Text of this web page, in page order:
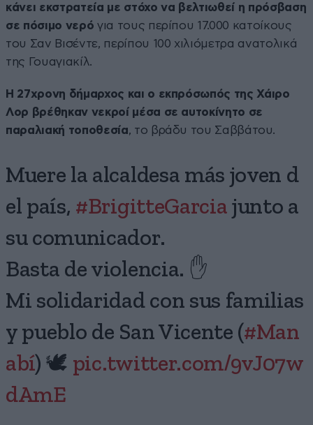
κάνει εκστρατεία με στόχο να βελτιωθεί η πρόσβαση
σε πόσιμο νερό για τους περίπου 17.000 κατοίκους
του Σαν Βισέντε, περίπου 100 χιλιόμετρα ανατολικά
της Γουαγιακίλ.
Η 27χρονη δήμαρχος και ο εκπρόσωπός της Χάιρο
Λορ βρέθηκαν νεκροί μέσα σε αυτοκίνητο σε
παραλιακή τοποθεσία, το βράδυ του Σαββάτου.
Muere la alcaldesa más joven d
el país, #BrigitteGarcia junto a
su comunicador.
Basta de violencia. ✋
Mi solidaridad con sus familias
y pueblo de San Vicente (#Man
abí) 🕊️ pic.twitter.com/9vJ07w
dAmE